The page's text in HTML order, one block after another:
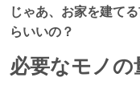
じゃあ、お家を建て
らいいの？
必要なモノの